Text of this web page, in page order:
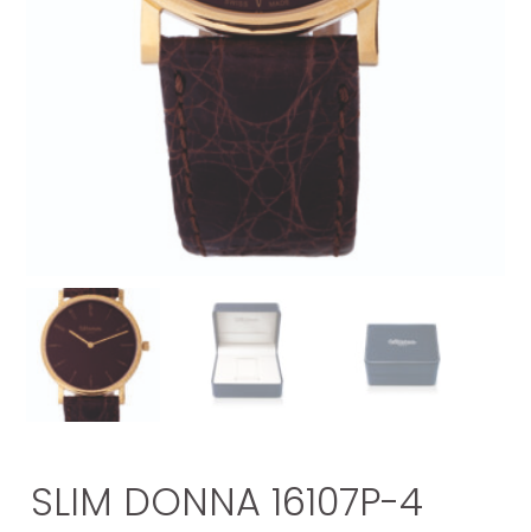
SLIM DONNA 16107P-4